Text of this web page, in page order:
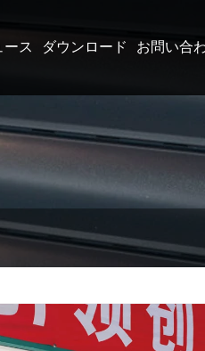
ース ダウンロード お問い合